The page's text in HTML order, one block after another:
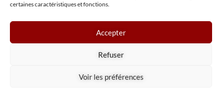
certaines caractéristiques et fonctions.
Accepter
Refuser
Voir les préférences
Mentions légales
Tous droits réservés NPA Conseil